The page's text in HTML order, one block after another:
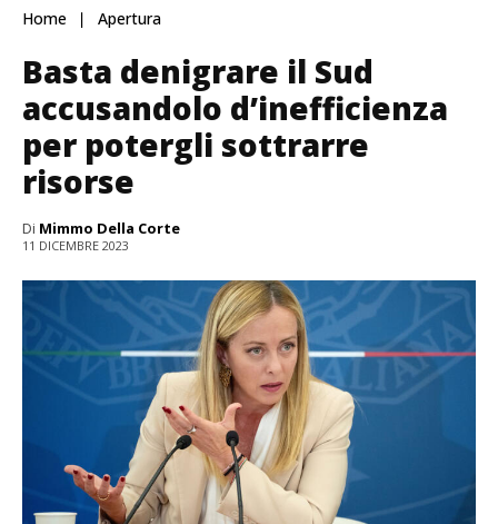
Home Apertura
Basta denigrare il Sud
accusandolo d’inefficienza
per potergli sottrarre
risorse
Di Mimmo Della Corte
11 DICEMBRE 2023